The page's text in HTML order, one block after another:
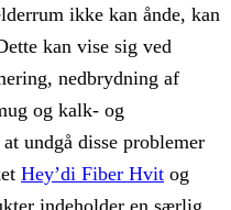
ikke kan ånde, kan
kan vise sig ved
nedbrydning af
og kalk- og
undgå disse problemer
Hey’di Fiber Hvit og